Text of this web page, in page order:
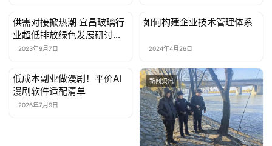
系
我
们
新闻资讯
供需对接掀热潮 宜昌玻璃行
业超低排放绿色发展研讨会
亮出新姿态
2023年9月7日
新闻资讯
如何构建企业技术管理体系
2024年4月26日
新闻资讯
低成本副业做漫剧！平价AI
漫剧软件适配清单
2026年7月9日
新闻资讯